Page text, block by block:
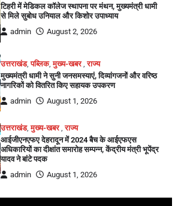
टिहरी में मेडिकल कॉलेज स्थापना पर मंथन, मुख्यमंत्री धामी
से मिले सुबोध उनियाल और किशोर उपाध्याय
admin
August 2, 2026
उत्तराखंड,पब्लिक,मुख्य-खबर,राज्य
मुख्यमंत्री धामी ने सुनी जनसमस्याएं, दिव्यांगजनों और वरिष्ठ
नागरिकों को वितरित किए सहायक उपकरण
admin
August 1, 2026
उत्तराखंड,मुख्य-खबर ,राज्य
आईजीएनएफए देहरादून में 2024 बैच के आईएफएस
अधिकारियों का दीक्षांत समारोह सम्पन्न, केंद्रीय मंत्री भूपेंद्र
यादव ने बांटे पदक
admin
August 1, 2026